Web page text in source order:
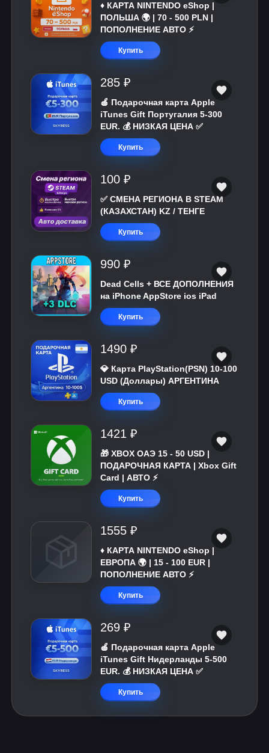
♦️ КАРТА NINTENDO eShop |
ПОЛЬША 🌍 | 70 - 500 PLN |
ПОПОЛНЕНИЕ АВТО ⚡
Купить
285 ₽
🍎 Подарочная карта Apple
iTunes Gift Португалия 5-300
EUR. 💰 НИЗКАЯ ЦЕНА ✅
Купить
100 ₽
✅ СМЕНА РЕГИОНА В STEAM
(КАЗАХСТАН) KZ / ТЕНГЕ
Купить
990 ₽
Dead Cells + ВСЕ ДОПОЛНЕНИЯ
на iPhone AppStore ios iPad
Купить
1490 ₽
💎 Карта PlayStation(PSN) 10-100
USD (Доллары) АРГЕНТИНА
Купить
1421 ₽
🎁 XBOX ОАЭ 15 - 50 USD |
ПОДАРОЧНАЯ КАРТА | Xbox Gift
Card | АВТО ⚡
Купить
1555 ₽
♦️ КАРТА NINTENDO eShop |
ЕВРОПА 🌍 | 15 - 100 EUR |
ПОПОЛНЕНИЕ АВТО ⚡
Купить
269 ₽
🍎 Подарочная карта Apple
iTunes Gift Нидерланды 5-500
EUR. 💰 НИЗКАЯ ЦЕНА ✅
Купить